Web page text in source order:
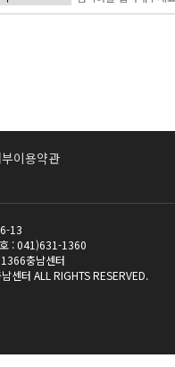
이용약관
13
: 041)631-1360
충남센터
터 ALL RIGHTS RESERVED.